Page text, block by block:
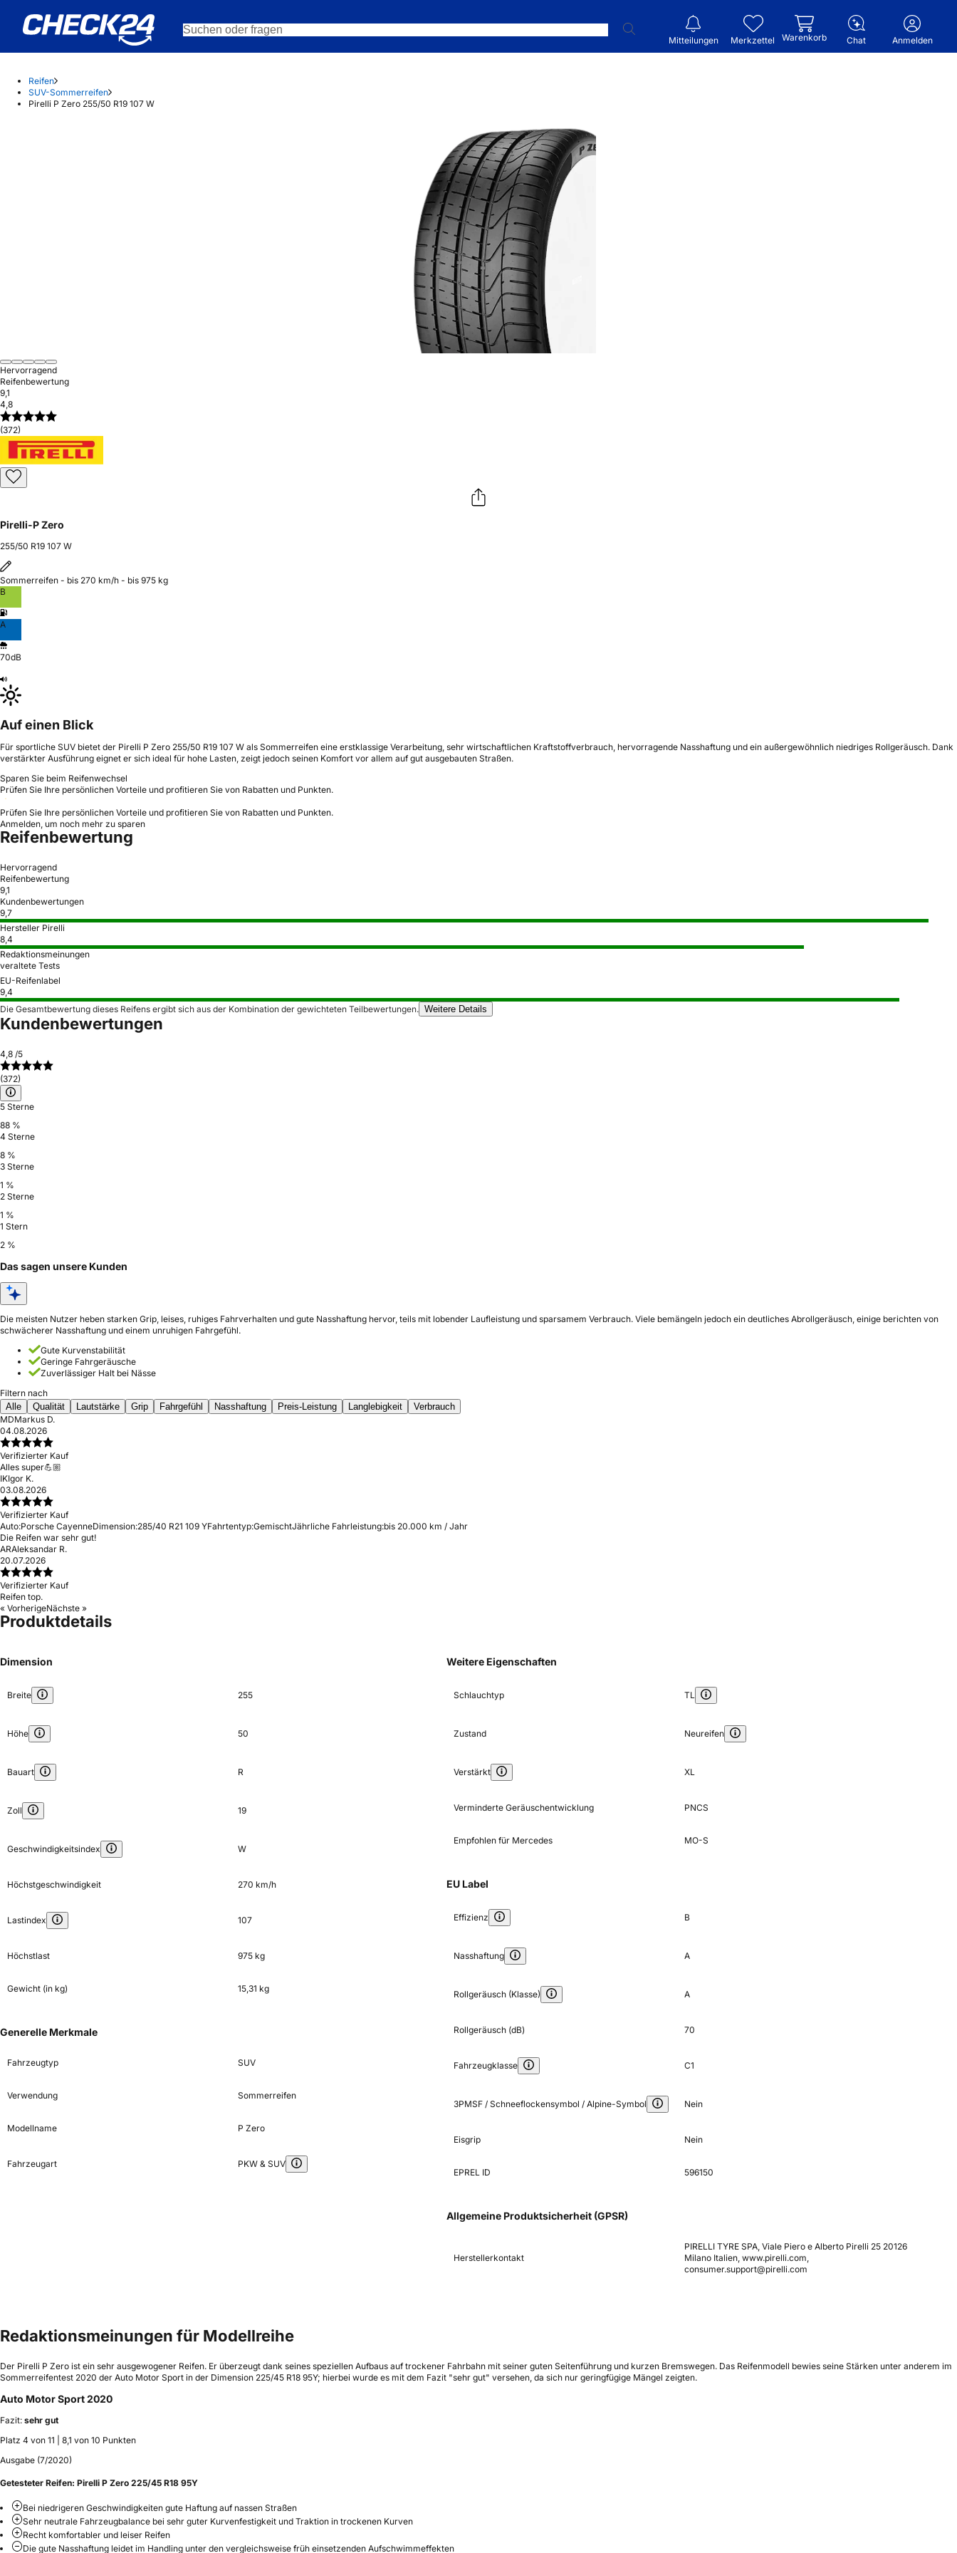
Mitteilungen Merkzettel Warenkorb Chat Anmelden
Reifen
SUV-Sommerreifen
Pirelli P Zero 255/50 R19 107 W
Hervorragend
Reifenbewertung
9,1
4,8
(372)
Pirelli-P Zero
255/50 R19 107 W
Sommerreifen - bis 270 km/h - bis 975 kg
B
A
70dB
Auf einen Blick
Für sportliche SUV bietet der Pirelli P Zero 255/50 R19 107 W als Sommerreifen eine erstklassige Verarbeitung, sehr wirtschaftlichen Kraftstoffverbrauch, hervorragende Nasshaftung und ein außergewöhnlich niedriges Rollgeräusch. Dank
verstärkter Ausführung eignet er sich ideal für hohe Lasten, zeigt jedoch seinen Komfort vor allem auf gut ausgebauten Straßen.
Sparen Sie beim Reifenwechsel
Prüfen Sie Ihre persönlichen Vorteile und profitieren Sie von Rabatten und Punkten.
Prüfen Sie Ihre persönlichen Vorteile und profitieren Sie von Rabatten und Punkten.
Anmelden, um noch mehr zu sparen
Reifenbewertung
Hervorragend
Reifenbewertung
9,1
Kundenbewertungen
9,7
Hersteller Pirelli
8,4
Redaktionsmeinungen
veraltete Tests
EU-Reifenlabel
9,4
Die Gesamtbewertung dieses Reifens ergibt sich aus der Kombination der gewichteten Teilbewertungen. Weitere Details
Kundenbewertungen
4,8 /5
(372)
5 Sterne
88 %
4 Sterne
8 %
3 Sterne
1 %
2 Sterne
1 %
1 Stern
2 %
Das sagen unsere Kunden
Die meisten Nutzer heben starken Grip, leises, ruhiges Fahrverhalten und gute Nasshaftung hervor, teils mit lobender Laufleistung und sparsamem Verbrauch. Viele bemängeln jedoch ein deutliches Abrollgeräusch, einige berichten von
schwächerer Nasshaftung und einem unruhigen Fahrgefühl.
Gute Kurvenstabilität
Geringe Fahrgeräusche
Zuverlässiger Halt bei Nässe
Filtern nach
Alle
Qualität Lautstärke Grip Fahrgefühl Nasshaftung Preis-Leistung Langlebigkeit
Verbrauch
MDMarkus D.
04.08.2026
Verifizierter Kauf
Alles super💪🏼
IKIgor K.
03.08.2026
Verifizierter Kauf
Auto:Porsche CayenneDimension:285/40 R21 109 YFahrtentyp:GemischtJährliche Fahrleistung:bis 20.000 km / Jahr
Die Reifen war sehr gut!
ARAleksandar R.
20.07.2026
Verifizierter Kauf
Reifen top.
« VorherigeNächste »
Produktdetails
Dimension
Breite 255
Höhe 50
Bauart R
Zoll 19
Geschwindigkeitsindex W
Höchstgeschwindigkeit 270 km/h
Lastindex 107
Höchstlast 975 kg
Gewicht (in kg) 15,31 kg
Generelle Merkmale
Fahrzeugtyp SUV
Verwendung Sommerreifen
Modellname P Zero
Fahrzeugart PKW & SUV
Weitere Eigenschaften
Schlauchtyp TL
Zustand Neureifen
Verstärkt XL
Verminderte Geräuschentwicklung PNCS
Empfohlen für Mercedes MO-S
EU Label
Effizienz B
Nasshaftung A
Rollgeräusch (Klasse) A
Rollgeräusch (dB) 70
Fahrzeugklasse C1
3PMSF / Schneeflockensymbol / Alpine-Symbol Nein
Eisgrip Nein
EPREL ID 596150
Allgemeine Produktsicherheit (GPSR)
Herstellerkontakt
PIRELLI TYRE SPA, Viale Piero e Alberto Pirelli 25 20126
Milano Italien, www.pirelli.com,
consumer.support@pirelli.com
Redaktionsmeinungen für Modellreihe
Der Pirelli P Zero ist ein sehr ausgewogener Reifen. Er überzeugt dank seines speziellen Aufbaus auf trockener Fahrbahn mit seiner guten Seitenführung und kurzen Bremswegen. Das Reifenmodell bewies seine Stärken unter anderem im
Sommerreifentest 2020 der Auto Motor Sport in der Dimension 225/45 R18 95Y; hierbei wurde es mit dem Fazit "sehr gut" versehen, da sich nur geringfügige Mängel zeigten.
Auto Motor Sport 2020
Fazit: sehr gut
Platz 4 von 11 | 8,1 von 10 Punkten
Ausgabe (7/2020)
Getesteter Reifen: Pirelli P Zero 225/45 R18 95Y
Bei niedrigeren Geschwindigkeiten gute Haftung auf nassen Straßen
Sehr neutrale Fahrzeugbalance bei sehr guter Kurvenfestigkeit und Traktion in trockenen Kurven
Recht komfortabler und leiser Reifen
Die gute Nasshaftung leidet im Handling unter den vergleichsweise früh einsetzenden Aufschwimmeffekten